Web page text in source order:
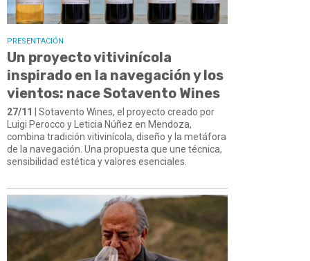
PRESENTACIÓN
Un proyecto vitivinícola
inspirado en la navegación y los
vientos: nace Sotavento Wines
27/11
| Sotavento Wines, el proyecto creado por
Luigi Perocco y Leticia Núñez en Mendoza,
combina tradición vitivinícola, diseño y la metáfora
de la navegación. Una propuesta que une técnica,
sensibilidad estética y valores esenciales.